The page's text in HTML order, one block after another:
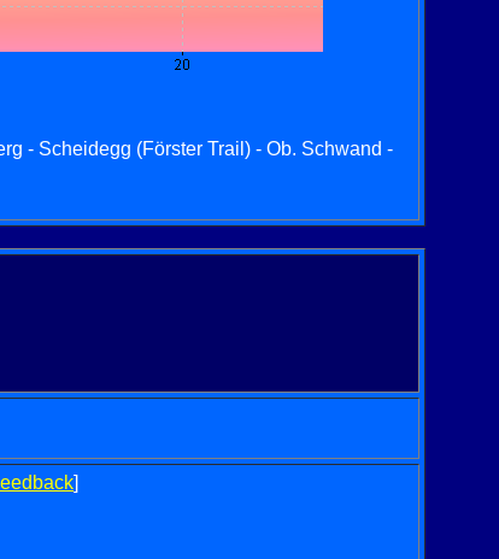
- Scheidegg (Förster Trail) - Ob. Schwand -
]